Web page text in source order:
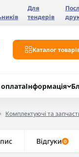
Для
тендерів
Каталог
Інформація
Комплектуючі та
Відгуки 0